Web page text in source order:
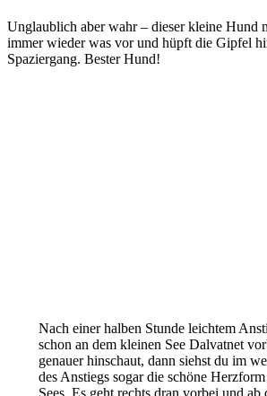
mit
bestem
Ausblick
auf
eine
Reise
wert!
Bergziege
Unglaublich aber wahr – dieser kleine Hund
immer wieder was vor und hüpft die Gipfel
Spaziergang. Bester Hund!
Nach einer halben Stunde leichtem
schon an dem kleinen See Dalvatnet
genauer hinschaut, dann siehst du im
des Anstiegs sogar die schöne
Sees. Es geht rechts dran vorbei und ab